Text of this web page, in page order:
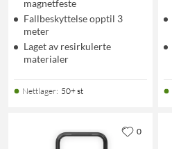
magnetfeste
Fallbeskyttelse opptil 3
meter
Laget av resirkulerte
materialer
Nettlager: 50+ st
0